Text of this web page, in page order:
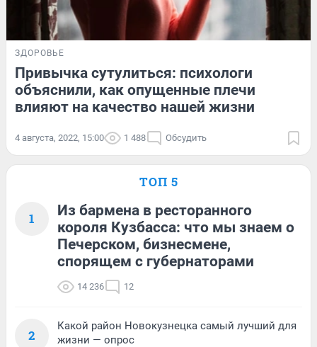
ЗДОРОВЬЕ
Привычка сутулиться: психологи
объяснили, как опущенные плечи
влияют на качество нашей жизни
4 августа, 2022, 15:00 1 488 Обсудить
ТОП 5
1
Из бармена в ресторанного
короля Кузбасса: что мы знаем о
Печерском, бизнесмене,
спорящем с губернаторами
14 236 12
2
Какой район Новокузнецка самый лучший для
жизни — опрос